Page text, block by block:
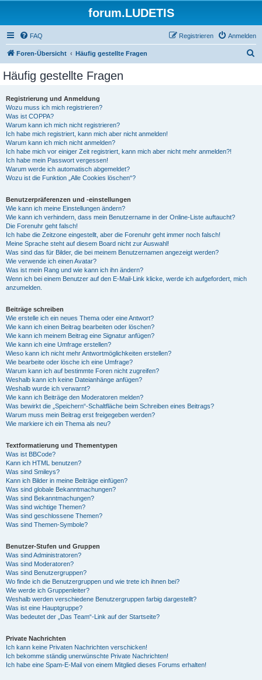
forum.LUDETIS
FAQ Anmelden
Registrieren
Foren-Übersicht Häufig gestellte Fragen
Häufig gestellte Fragen
Registrierung und Anmeldung
Wozu muss ich mich registrieren?
Was ist COPPA?
Warum kann ich mich nicht registrieren?
Ich habe mich registriert, kann mich aber nicht anmelden!
Warum kann ich mich nicht anmelden?
Ich habe mich vor einiger Zeit registriert, kann mich aber nicht mehr anmelden?!
Ich habe mein Passwort vergessen!
Warum werde ich automatisch abgemeldet?
Wozu ist die Funktion „Alle Cookies löschen“?
Benutzerpräferenzen und -einstellungen
Wie kann ich meine Einstellungen ändern?
Wie kann ich verhindern, dass mein Benutzername in der Online-Liste auftaucht?
Die Forenuhr geht falsch!
Ich habe die Zeitzone eingestellt, aber die Forenuhr geht immer noch falsch!
Meine Sprache steht auf diesem Board nicht zur Auswahl!
Was sind das für Bilder, die bei meinem Benutzernamen angezeigt werden?
Wie verwende ich einen Avatar?
Was ist mein Rang und wie kann ich ihn ändern?
Wenn ich bei einem Benutzer auf den E-Mail-Link klicke, werde ich aufgefordert, mich
anzumelden.
Beiträge schreiben
Wie erstelle ich ein neues Thema oder eine Antwort?
Wie kann ich einen Beitrag bearbeiten oder löschen?
Wie kann ich meinem Beitrag eine Signatur anfügen?
Wie kann ich eine Umfrage erstellen?
Wieso kann ich nicht mehr Antwortmöglichkeiten erstellen?
Wie bearbeite oder lösche ich eine Umfrage?
Warum kann ich auf bestimmte Foren nicht zugreifen?
Weshalb kann ich keine Dateianhänge anfügen?
Weshalb wurde ich verwarnt?
Wie kann ich Beiträge den Moderatoren melden?
Was bewirkt die „Speichern“-Schaltfläche beim Schreiben eines Beitrags?
Warum muss mein Beitrag erst freigegeben werden?
Wie markiere ich ein Thema als neu?
Textformatierung und Thementypen
Was ist BBCode?
Kann ich HTML benutzen?
Was sind Smileys?
Kann ich Bilder in meine Beiträge einfügen?
Was sind globale Bekanntmachungen?
Was sind Bekanntmachungen?
Was sind wichtige Themen?
Was sind geschlossene Themen?
Was sind Themen-Symbole?
Benutzer-Stufen und Gruppen
Was sind Administratoren?
Was sind Moderatoren?
Was sind Benutzergruppen?
Wo finde ich die Benutzergruppen und wie trete ich ihnen bei?
Wie werde ich Gruppenleiter?
Weshalb werden verschiedene Benutzergruppen farbig dargestellt?
Was ist eine Hauptgruppe?
Was bedeutet der „Das Team“-Link auf der Startseite?
Private Nachrichten
Ich kann keine Privaten Nachrichten verschicken!
Ich bekomme ständig unerwünschte Private Nachrichten!
Ich habe eine Spam-E-Mail von einem Mitglied dieses Forums erhalten!